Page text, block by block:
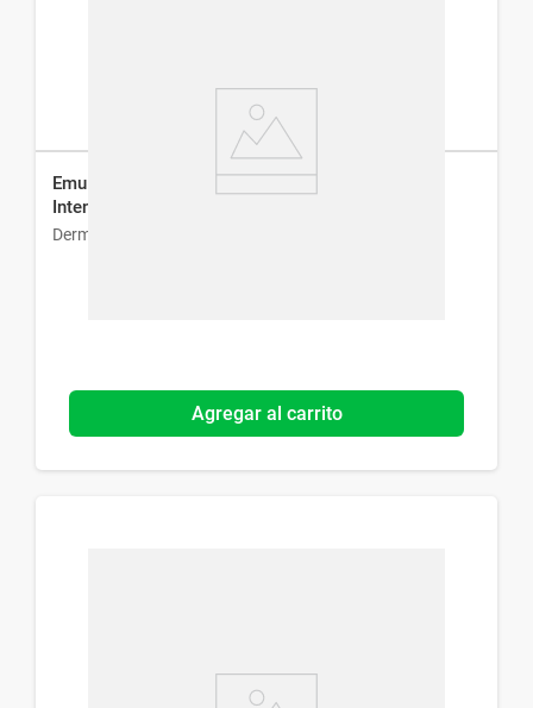
Emulsión Corporal Dermaglós Regeneración
Intensiva x 100 g
Dermaglós
Agregar al carrito